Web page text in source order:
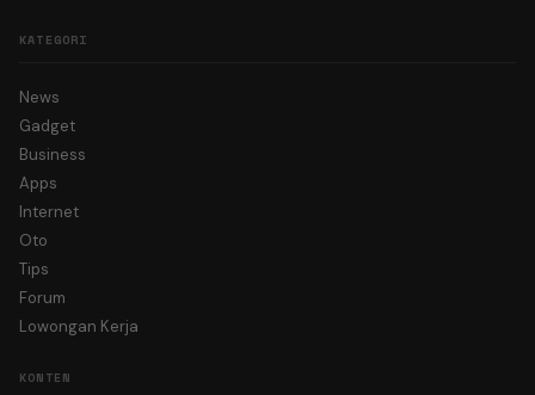
KATEGORI
News
Gadget
Business
Apps
Internet
Oto
Tips
Forum
Lowongan Kerja
KONTEN